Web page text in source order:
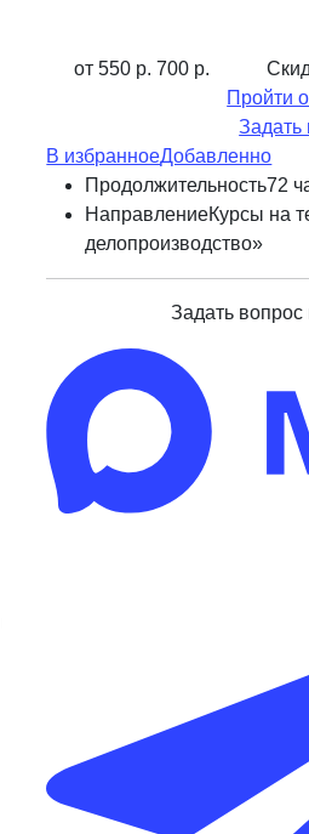
от 550 р. 700 р.
Пройти
Задать
В избранноеДобавленно
Продолжительность72
НаправлениеКурсы на
делопроизводство»
Задать вопрос